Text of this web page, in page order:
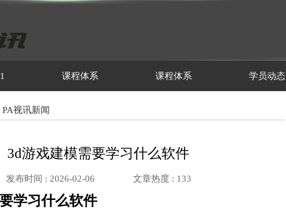
课程体系 课程体系 学员动态
PA视讯新闻
3d游戏建模需要学习什么软件
发布时间 : 2026-02-06 文章热度 : 133
学习什么软件